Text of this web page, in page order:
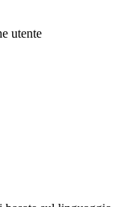
utente